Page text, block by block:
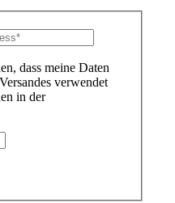
dass meine Daten
verwendet
in der